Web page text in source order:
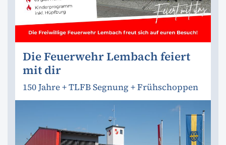
Die Feuerwehr Lembach feiert
mit dir
150 Jahre + TLFB Segnung + Frühschoppen